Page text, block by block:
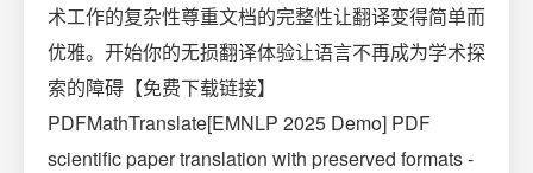
术工作的复杂性尊重文档的完整性让翻译变得简单而
优雅。开始你的无损翻译体验让语言不再成为学术探
索的障碍【免费下载链接】
PDFMathTranslate[EMNLP 2025 Demo] PDF
scientific paper translation with preserved formats -